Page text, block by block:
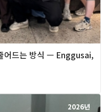
어드는 방식 — Enggusai,
2026년